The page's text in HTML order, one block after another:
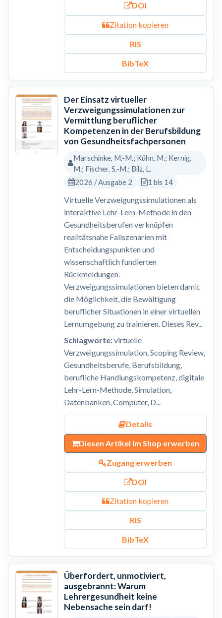
DOI
Zitation kopieren
RIS
BibTeX
Der Einsatz virtueller
Verzweigungssimulationen zur
Vermittlung beruflicher
Kompetenzen in der Berufsbildung
von Gesundheitsfachpersonen
Marschinke, M.-M.; Kühn, M.; Kernig,
M.; Fischer, S.-M.; Bilz, L.
2026 / Ausgabe 2
1 bis 14
Virtuelle Verzweigungssimulationen als
interaktive Lehr-Lern-Methode in den
Gesundheitsberufen verknüpfen
realitätsnahe Fallszenarien mit
Entscheidungspunkten und
wissenschaftlich fundierten
Rückmeldungen.
Verzweigungssimulationen bieten damit
die Möglichkeit, die Bewältigung
beruflicher Situationen in einer virtuellen
Lernumgebung zu trainieren. Dieses Rev...
Schlagworte:virtuelle
Verzweigungssimulation, Scoping Review,
Gesundheitsberufe, Berufsbildung,
berufliche Handlungskompetenz, digitale
Lehr-Lern-Methode, Simulation,
Datenbanken, Computer, D...
Details
Diesen Artikel im Shop erwerben
Zugang erwerben
DOI
Zitation kopieren
RIS
BibTeX
Überfordert, unmotiviert,
ausgebrannt: Warum
Lehrergesundheit keine
Nebensache sein darf!